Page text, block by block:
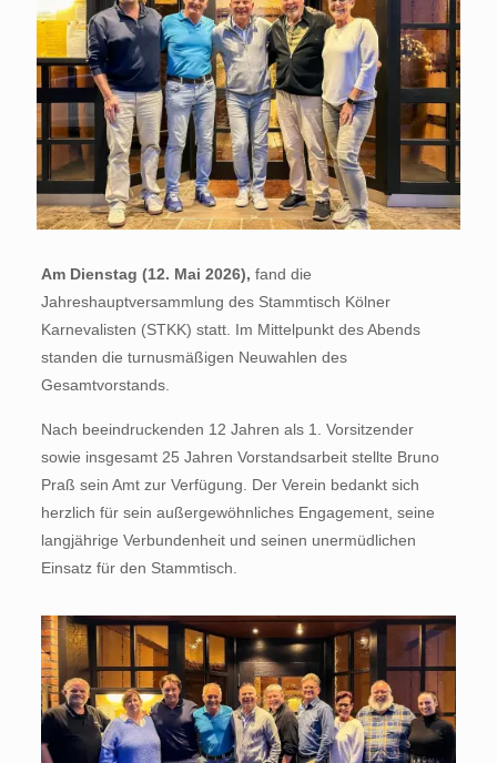
Am Dienstag (12. Mai 2026), fand die
Jahreshauptversammlung des Stammtisch Kölner
Karnevalisten (STKK) statt. Im Mittelpunkt des Abends
standen die turnusmäßigen Neuwahlen des
Gesamtvorstands.
Nach beeindruckenden 12 Jahren als 1. Vorsitzender
sowie insgesamt 25 Jahren Vorstandsarbeit stellte Bruno
Praß sein Amt zur Verfügung. Der Verein bedankt sich
herzlich für sein außergewöhnliches Engagement, seine
langjährige Verbundenheit und seinen unermüdlichen
Einsatz für den Stammtisch.